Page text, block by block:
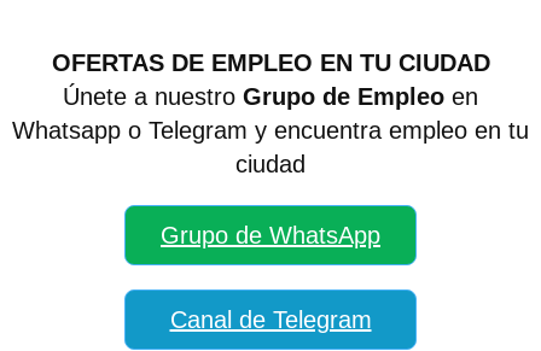
OFERTAS DE EMPLEO EN TU CIUDAD
Únete a nuestro Grupo de Empleo en
Whatsapp o Telegram y encuentra empleo en tu
ciudad
Grupo de WhatsApp
Canal de Telegram